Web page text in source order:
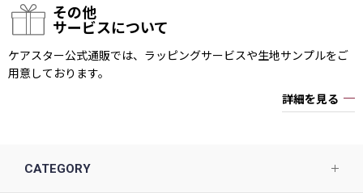
その他
サービスについて
ケアスター公式通販では、ラッピングサービスや生地サンプルをご
用意しております。
詳細を見る
CATEGORY